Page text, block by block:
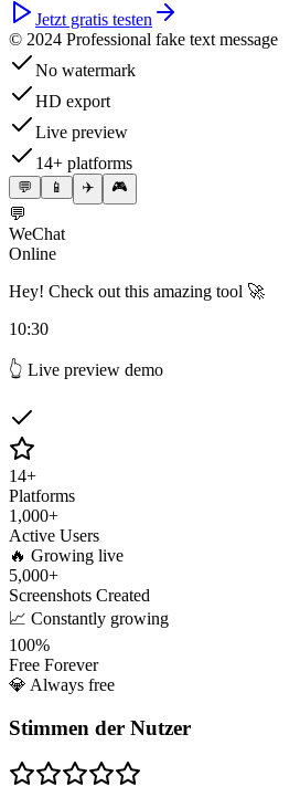
Jetzt gratis testen
© 2024 Professional fake text message
No watermark
HD export
Live preview
14+ platforms
💬 📱 ✈️ 🎮
💬
WeChat
Online
Hey! Check out this amazing tool 🚀
10:30
👆 Live preview demo
14+
Platforms
1,000+
Active Users
🔥 Growing live
5,000+
Screenshots Created
📈 Constantly growing
100%
Free Forever
💎 Always free
Stimmen der Nutzer